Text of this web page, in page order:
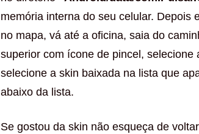
memória interna do seu celular. Depois
no mapa, vá até a oficina, saia do
superior com ícone de pincel, selecione
selecione a skin baixada na lista que
abaixo da lista.
Se gostou da skin não esqueça de